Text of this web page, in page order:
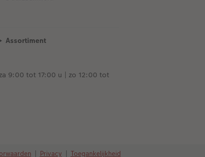
Assortiment
9:00 tot 17:00 u | zo 12:00 tot
| Privacy | Toegankelijkheid